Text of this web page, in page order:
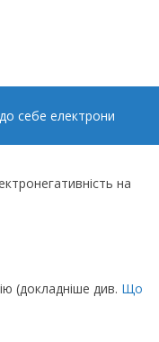
себе електрони
на
(докладніше див. Що